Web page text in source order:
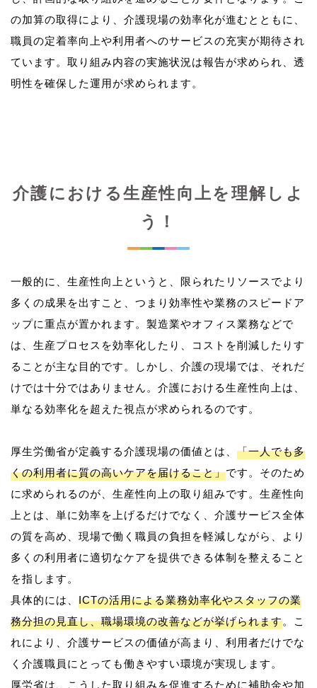
の加算の取得により、介護現場の効率化が進むとともに、
職員の定着率向上や利用者へのサービスの充実が期待され
ています。取り組み内容の実施状況は報告が求められ、透
介護における生産性向上を理解しよ
う！
一般的に、生産性向上というと、限られたリソースでより
多くの成果を出すこと、つまり効率性や業務のスピードア
ップに重点が置かれます。製造業やオフィス業務などで
は、生産プロセスを効率化したり、コストを削減したりす
ることが主な目的です。しかし、介護の現場では、それだ
けでは十分ではありません。介護における生産性向上は、
単なる効率化を超えた視点が求められるのです。
厚生労働省が定義する介護現場の価値とは、 「一人でも多
くの利用者に質の高いケアを届けること」です。そのため
に求められるのが、生産性向上の取り組みです。生産性向
上とは、単に効率を上げるだけでなく、介護サービス全体
の質を高め、現場で働く職員の負担を軽減しながら、より
多くの利用者に適切なケアを提供できる体制を整えること
を指します。
具体的には、 ICTの活用による業務効率化やスタッフの業
務分担の見直し、職場環境の改善などが挙げられます。こ
れにより、介護サービスの価値が高まり、利用者だけでな
く介護職員にとっても働きやすい環境が実現します。
厚労省は、こうした取り組みを促進するために補助金や加